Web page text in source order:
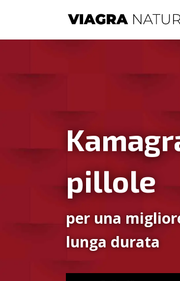
pillole
per una
lunga durata